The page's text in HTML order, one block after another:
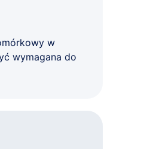
w
wymagana do